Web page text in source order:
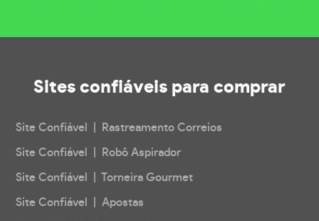
Sites confiáveis para comprar
Site Confiável | Rastreamento Correios
Site Confiável | Robô Aspirador
Site Confiável | Torneira Gourmet
Site Confiável | Apostas